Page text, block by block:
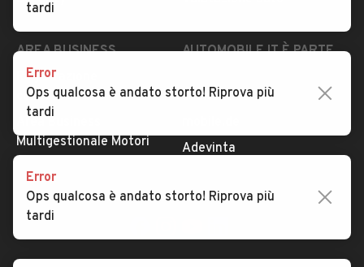
AREA BUSINESS
Registrazione
concessionario
Multigestionale Motori
AUTOMOBILE.IT È PARTE
subito.it
Adevinta
SEGUICI
tardi
Error
Ops qualcosa è andato storto! Riprova più
tardi
Error
Ops qualcosa è andato storto! Riprova più
tardi